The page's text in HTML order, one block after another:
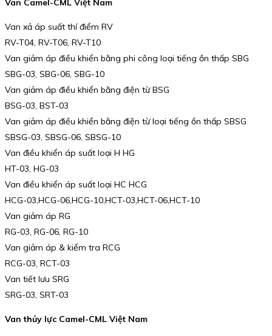
Van Camel-CML Việt Nam
Van xả áp suất thí điểm RV
RV-T04, RV-T06, RV-T10
Van giảm áp điều khiển bằng phi công loại tiếng ồn thấp SBG
SBG-03, SBG-06, SBG-10
Van giảm áp điều khiển bằng điện từ BSG
BSG-03, BST-03
Van giảm áp điều khiển bằng điện từ loại tiếng ồn thấp SBSG
SBSG-03, SBSG-06, SBSG-10
Van điều khiển áp suất loại H HG
HT-03, HG-03
Van điều khiển áp suất loại HC HCG
HCG-03,HCG-06,HCG-10,HCT-03,HCT-06,HCT-10
Van giảm áp RG
RG-03, RG-06, RG-10
Van giảm áp & kiểm tra RCG
RCG-03, RCT-03
Van tiết lưu SRG
SRG-03, SRT-03
Van thủy lực Camel-CML Việt Nam